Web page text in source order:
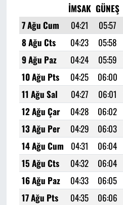
İMSAK GÜNEŞ
7 Ağu Cum
04:21 05:57
8 Ağu Cts
04:23 05:58
9 Ağu Paz
04:24 05:59
10 Ağu Pts
04:25 06:00
11 Ağu Sal
04:27 06:01
12 Ağu Çar
04:28 06:02
13 Ağu Per
04:29 06:03
14 Ağu Cum
04:31 06:04
15 Ağu Cts
04:32 06:04
16 Ağu Paz
04:33 06:05
17 Ağu Pts
04:35 06:06